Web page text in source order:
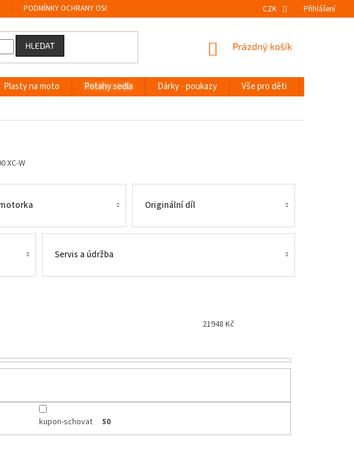
PODMÍNKY OCHRANY OSOBNÍCH ÚDAJŮ CZK Přihlášení
HLEDAT
NÁKUPNÍ
Prázdný košík
Plasty na moto Potahy sedla Dárky - poukazy Vše pro děti
XC-W
Originální díl
Servis a údržba
21948 Kč
kupon-schovat 50